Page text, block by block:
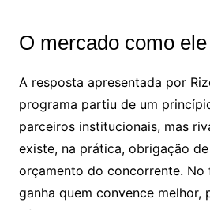
O mercado como
A resposta apresentada por
programa partiu de um
parceiros institucionais, mas
existe, na prática, obrigação
orçamento do concorrente.
ganha quem convence melhor,